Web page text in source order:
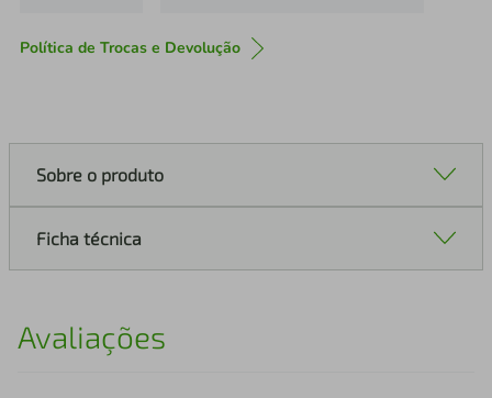
Política de Trocas e Devolução
Sobre o produto
Ficha técnica
Avaliações